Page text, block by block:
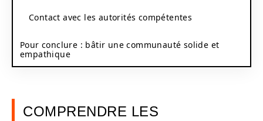
Contact avec les autorités compétentes
Pour conclure : bâtir une communauté solide et
empathique
COMPRENDRE LES